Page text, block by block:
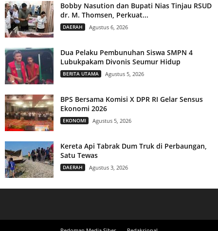
Bobby Nasution dan Bupati Nias Tinjau RSUD
dr. M. Thomsen, Perkuat...
DAERAH Agustus 6, 2026
Dua Pelaku Pembunuhan Siswa SMPN 4
Lubukpakam Divonis Seumur Hidup
BERITA UTAMA Agustus 5, 2026
BPS Bersama Komisi X DPR RI Gelar Sensus
Ekonomi 2026
EKONOMI Agustus 5, 2026
Kereta Api Tabrak Dum Truk di Perbaungan,
Satu Tewas
DAERAH Agustus 3, 2026